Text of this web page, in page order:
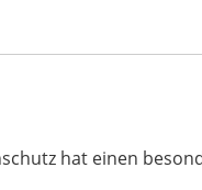
hat einen